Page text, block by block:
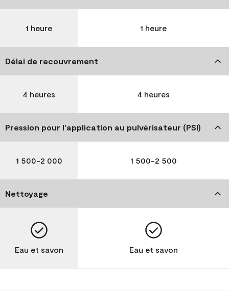
1 heure 1 heure
Délai de recouvrement
4 heures 4 heures
Pression pour l’application au pulvérisateur (PSI)
1 500-2 000 1 500-2 500
Nettoyage
Eau et savon Eau et savon